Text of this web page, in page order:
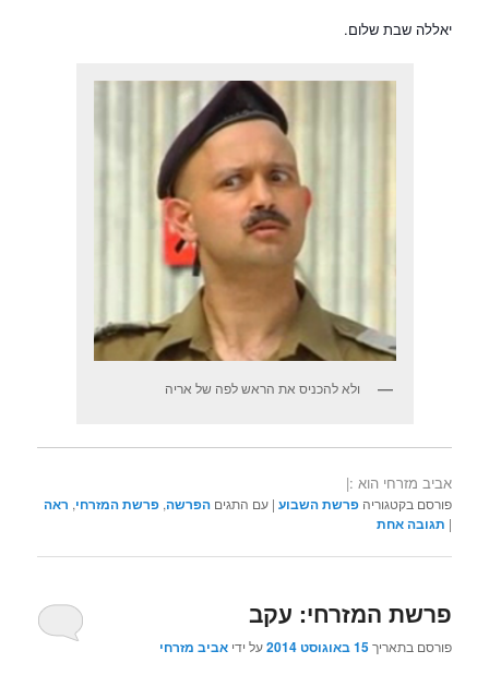
יאללה שבת שלום.
ולא להכניס את הראש לפה של אריה
אביב מזרחי הוא :|
פורסם בקטגוריה פרשת השבוע |עם התגים הפרשה,פרשת המזרחי, ראה
| תגובהאחת
פרשת המזרחי: עקב
פורסם בתאריך15 באוגוסט 2014 על ידיאביב מזרחי